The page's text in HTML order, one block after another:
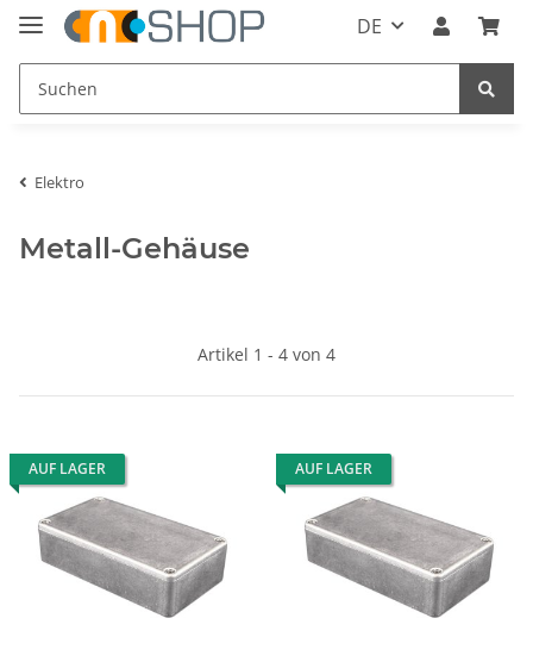
DE
Elektro
Metall-Gehäuse
Artikel 1 - 4 von 4
AUF LAGER AUF LAGER